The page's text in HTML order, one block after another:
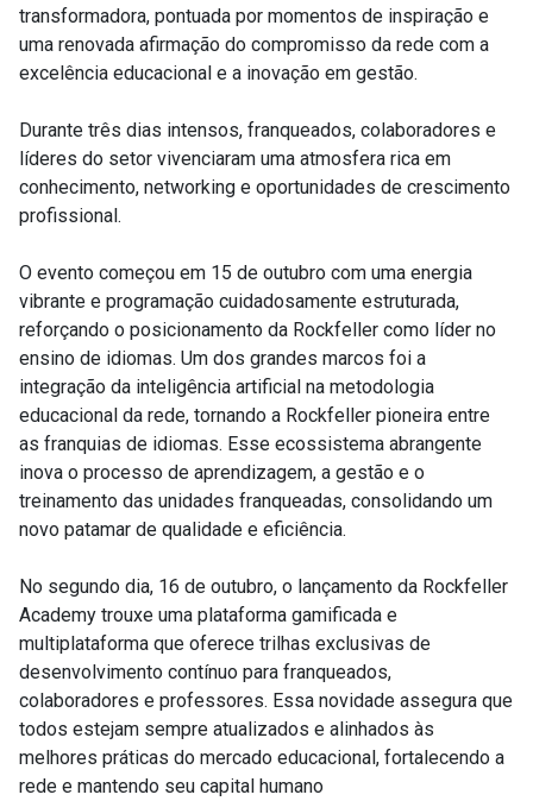
transformadora, pontuada por momentos de inspiração e
uma renovada afirmação do compromisso da rede com a
excelência educacional e a inovação em gestão.
Durante três dias intensos, franqueados, colaboradores e
líderes do setor vivenciaram uma atmosfera rica em
conhecimento, networking e oportunidades de crescimento
profissional.
O evento começou em 15 de outubro com uma energia
vibrante e programação cuidadosamente estruturada,
reforçando o posicionamento da Rockfeller como líder no
ensino de idiomas. Um dos grandes marcos foi a
integração da inteligência artificial na metodologia
educacional da rede, tornando a Rockfeller pioneira entre
as franquias de idiomas. Esse ecossistema abrangente
inova o processo de aprendizagem, a gestão e o
treinamento das unidades franqueadas, consolidando um
novo patamar de qualidade e eficiência.
No segundo dia, 16 de outubro, o lançamento da Rockfeller
Academy trouxe uma plataforma gamificada e
multiplataforma que oferece trilhas exclusivas de
desenvolvimento contínuo para franqueados,
colaboradores e professores. Essa novidade assegura que
todos estejam sempre atualizados e alinhados às
melhores práticas do mercado educacional, fortalecendo a
rede e mantendo seu capital humano